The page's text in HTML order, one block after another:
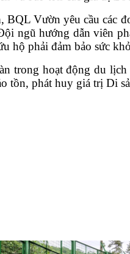
BQL Vườn yêu cầu các
ngũ hướng dẫn viên
hộ phải đảm bảo sức
trong hoạt động du
tồn, phát huy giá trị Di